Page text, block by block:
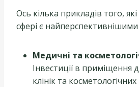
Ось кілька прикладів того,
сфері є найперспективнішими
Медичні та
Інвестиції в приміщення
клінік та